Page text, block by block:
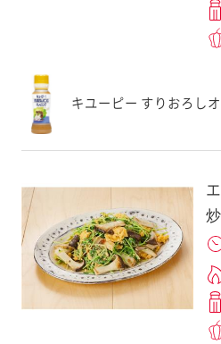
キユーピー すりおろし